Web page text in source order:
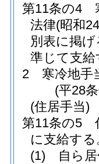
第11条の4
法律(昭和
別表に掲
準じて支
2
寒冷地手
(平28
(住居手当)
第11条の5
に支給する
(1)
自ら